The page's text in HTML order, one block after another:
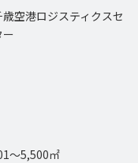
空港ロジスティクスセ
ー
～5,500㎡